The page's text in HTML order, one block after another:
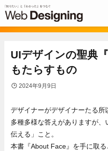
UIデザインの聖典
もたらすもの
2024年9月9日
デザイナーがデザイナーたる所
多種多様な答えがありますが
伝える」こと。
本書『About Face』を手に取